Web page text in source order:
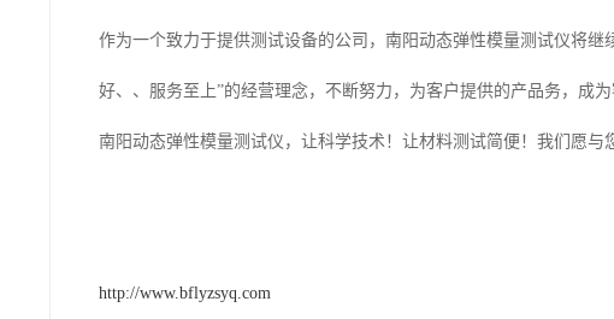
作为一个致力于提供测试设备的公司，南阳动态弹性模量测试仪将
好、、服务至上”的经营理念，不断努力，为客户提供的产品务，成为
南阳动态弹性模量测试仪，让科学技术！让材料测试简便！我们愿与
http://www.bflyzsyq.com